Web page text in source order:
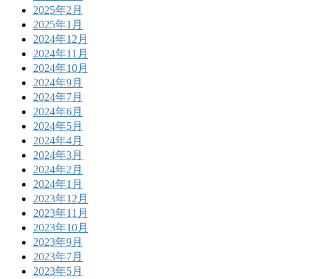
2025年2月
2025年1月
2024年12月
2024年11月
2024年10月
2024年9月
2024年7月
2024年6月
2024年5月
2024年4月
2024年3月
2024年2月
2024年1月
2023年12月
2023年11月
2023年10月
2023年9月
2023年7月
2023年5月